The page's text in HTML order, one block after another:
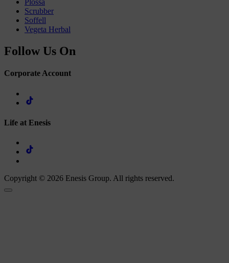
Plossa
Scrubber
Soffell
Vegeta Herbal
Follow Us On
Corporate Account
Life at Enesis
Copyright © 2026 Enesis Group. All rights reserved.